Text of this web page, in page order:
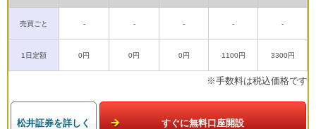
売買ごと - - - - -
1日定額 0円 0円 0円 1100円 3300円
※手数料は税込価格です
松井証券を詳しく すぐに無料口座開設